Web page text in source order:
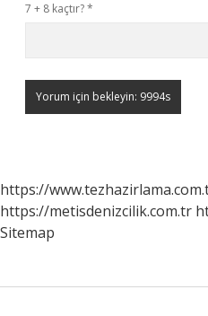
7 + 8 kaçtır?*
https://
https://metisdenizcilik.com.tr
Sitemap